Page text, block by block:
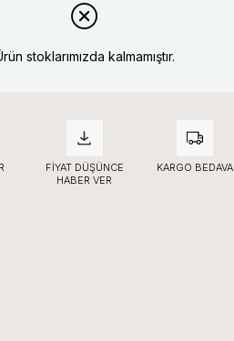
stoklarımızda kalmamıştır.
FIYAT DÜŞÜNCE
HABER VER
KARGO BEDAVA